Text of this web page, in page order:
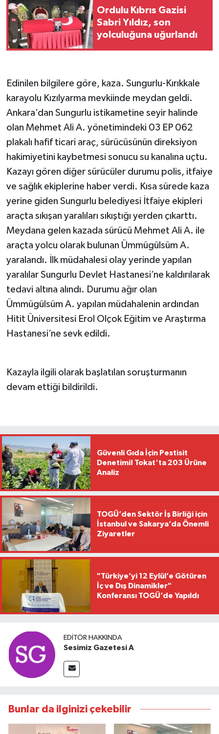
Ordulu Kıbrıs Gazisi
Sabri Yıldız, son
yolculuğuna uğurlandı
Edinilen bilgilere göre, kaza. Sungurlu-Kırıkkale
karayolu Kızılyarma mevkiinde meydan geldi.
Ankara’dan Sungurlu istikametine seyir halinde
olan Mehmet Ali A. yönetimindeki 03 EP 062
plakalı hafif ticari araç, sürücüsünün direksiyon
hakimiyetini kaybetmesi sonucu su kanalına uçtu.
Kazayı gören diğer sürücüler durumu polis, itfaiye
ve sağlık ekiplerine haber verdi. Kısa sürede kaza
yerine giden Sungurlu belediyesi İtfaiye ekipleri
araçta sıkışan yaralıları sıkıştığı yerden çıkarttı.
Meydana gelen kazada sürücü Mehmet Ali A. ile
araçta yolcu olarak bulunan Ümmügülsüm A.
yaralandı. İlk müdahalesi olay yerinde yapılan
yaralılar Sungurlu Devlet Hastanesi’ne kaldırılarak
tedavi altına alındı. Durumu ağır olan
Ümmügülsüm A. yapılan müdahalenin ardından
Hitit Üniversitesi Erol Olçok Eğitim ve Araştırma
Hastanesi’ne sevk edildi.
Kazayla ilgili olarak başlatılan soruşturmanın
devam ettiği bildirildi.
Güvenli Gıda İçin Pestisit
Denetimi! Tokat'ta 203 Ürüne
Analiz
TOGÜ’den Sektör İş Birliği için
İstanbul ve Sakarya’da Önemli
Ziyaretler
"Türkiye’yi 12 Eylül’e Götüren
İç ve Dış Dinamikler"
Konferansı TOGÜ’de Yapıldı
EDITÖR HAKKINDA
Sesimiz Gazetesi A
Bunlar da ilginizi çekebilir